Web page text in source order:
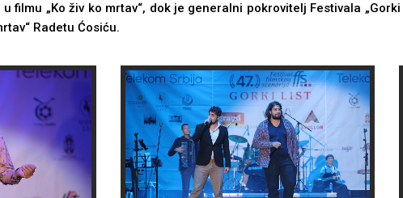
filmu „Ko živ ko mrtav“, dok je generalni pokrovitelj Festivala
Radetu Ćosiću.